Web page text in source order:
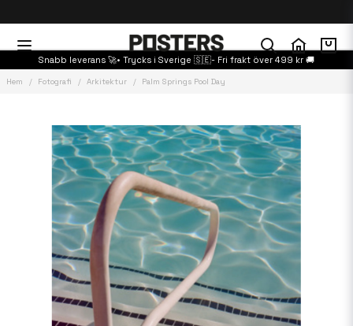
Snabb leverans 🚀• Trycks i Sverige 🇸🇪- Fri frakt över 499 kr 🚚
Hem Fotografi Arkitektur Palm Springs Pool Day